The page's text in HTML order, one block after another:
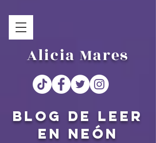
Alicia Mares
Blog de Leer
en Neón